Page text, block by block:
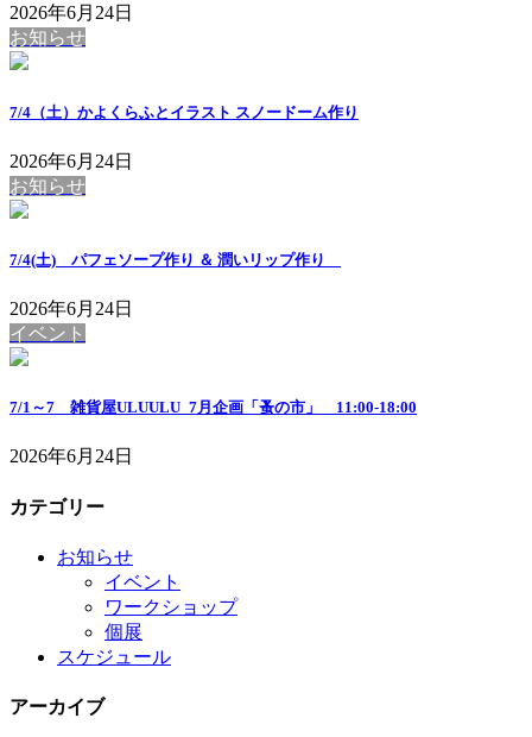
2026年6月24日
お知らせ
7/4（土）かよくらふとイラスト スノードーム作り
2026年6月24日
お知らせ
7/4(土) パフェソープ作り ＆ 潤いリップ作り
2026年6月24日
イベント
7/1～7 雑貨屋ULUULU_7月企画「蚤の市」 11:00-18:00
2026年6月24日
カテゴリー
お知らせ
イベント
ワークショップ
個展
スケジュール
アーカイブ